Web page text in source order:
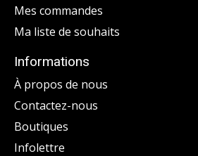
Mes commandes
Ma liste de souhaits
Informations
À propos de nous
Contactez-nous
Boutiques
Infolettre